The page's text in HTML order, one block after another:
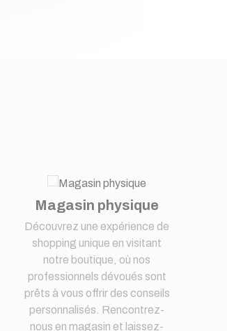
Magasin physique
Découvrez une expérience de
shopping unique en visitant
notre boutique, où nos
professionnels dévoués sont
prêts à vous offrir des conseils
personnalisés. Rencontrez-
nous en magasin et laissez-